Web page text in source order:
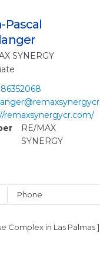
Pascal
SYNERGY
remaxsynergycr.com/
RE/MAX
SYNERGY